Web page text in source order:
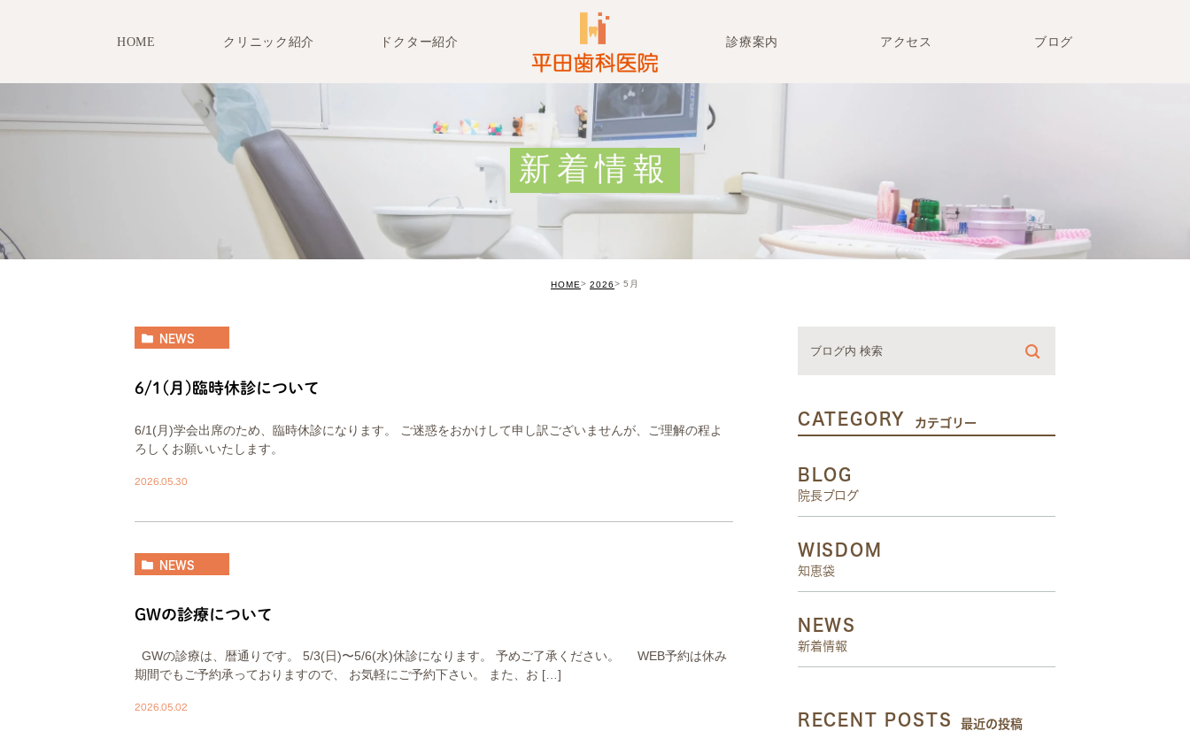
HOME クリニック紹介 ドクター紹介 診療案内
小児歯科
予防治療
審美治療
歯を失ってしまった方へ
アクセス ブログ
新着情報
HOME 2026 5月
NEWS
6/1(月)臨時休診について
6/1(月)学会出席のため、臨時休診になります。 ご迷惑をおかけして申し訳ございませんが、ご理解の程よ
ろしくお願いいたします。
2026.05.30
NEWS
GWの診療について
GWの診療は、暦通りです。 5/3(日)〜5/6(水)休診になります。 予めご了承ください。 WEB予約は休み
期間でもご予約承っておりますので、 お気軽にご予約下さい。 また、お […]
2026.05.02
CATEGORY カテゴリー
BLOG
院長ブログ
WISDOM
知恵袋
NEWS
新着情報
RECENT POSTS 最近の投稿